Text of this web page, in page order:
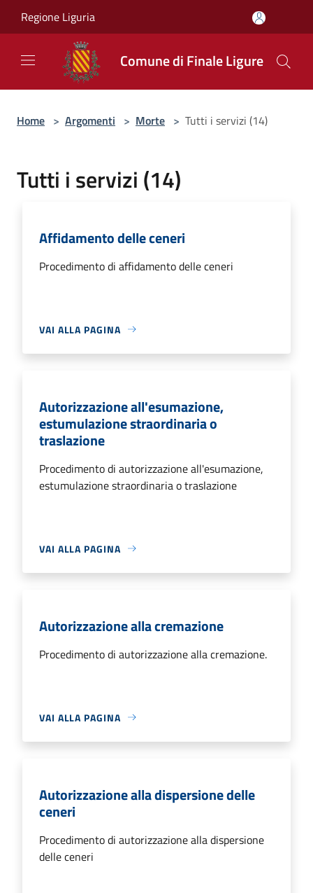
Regione Liguria
Comune di Finale Ligure
Home > Argomenti > Morte > Tutti i servizi (14)
Tutti i servizi (14)
Affidamento delle ceneri
Procedimento di affidamento delle ceneri
VAI ALLA PAGINA
Autorizzazione all'esumazione,
estumulazione straordinaria o
traslazione
Procedimento di autorizzazione all'esumazione,
estumulazione straordinaria o traslazione
VAI ALLA PAGINA
Autorizzazione alla cremazione
Procedimento di autorizzazione alla cremazione.
VAI ALLA PAGINA
Autorizzazione alla dispersione delle
ceneri
Procedimento di autorizzazione alla dispersione
delle ceneri